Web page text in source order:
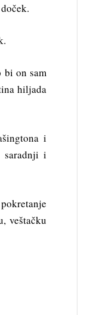
bi on sam
hiljada
i
saradnji i
veštačku